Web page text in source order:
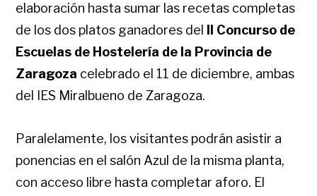
elaboración hasta sumar las recetas completas
de los dos platos ganadores del
II Concurso de
Escuelas de Hostelería de la Provincia de
Zaragoza celebrado el 11 de diciembre, ambas
del IES Miralbueno de Zaragoza.
Paralelamente, los visitantes podrán asistir a
ponencias en el salón Azul de la misma planta,
con acceso libre hasta completar aforo. El